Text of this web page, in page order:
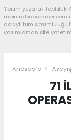
Yorum yazarak Topluluk
mersindesonhaber.com
dolaylı tüm sorumluluğu
yorumlardan site
Anasayfa Asayiş
71